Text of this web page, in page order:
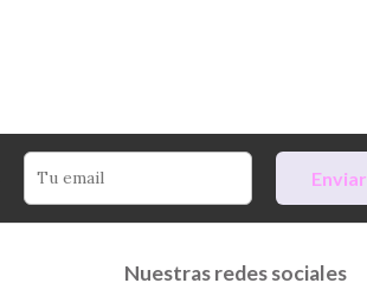
Enviar
Nuestras redes sociales